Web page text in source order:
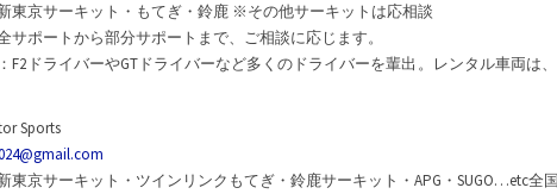
東京サーキット・もてぎ・鈴鹿 ※その他サーキットは応相談
サポートから部分サポートまで、ご相談に応じます。
F2ドライバーやGTドライバーなど多くのドライバーを輩出。レンタル車両は
Sports
東京サーキット・ツインリンクもてぎ・鈴鹿サーキット・APG・SUGO…etc全